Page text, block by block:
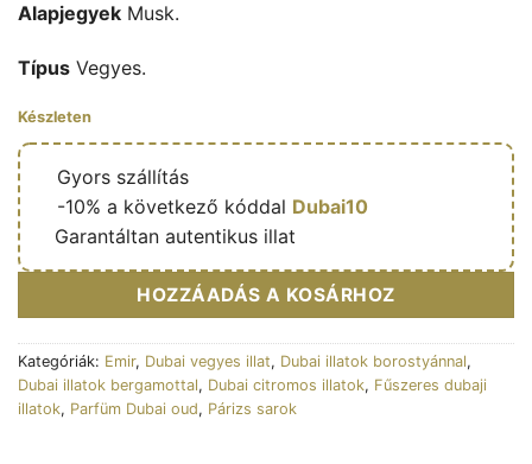
Alapjegyek Musk.
Típus Vegyes.
Készleten
Gyors szállítás
-10% a következő kóddal Dubai10
Garantáltan autentikus illat
HOZZÁADÁS A KOSÁRHOZ
Kategóriák: Emir, Dubai vegyes illat, Dubai illatok borostyánnal,
Dubai illatok bergamottal, Dubai citromos illatok, Fűszeres dubaji
illatok, Parfüm Dubai oud, Párizs sarok